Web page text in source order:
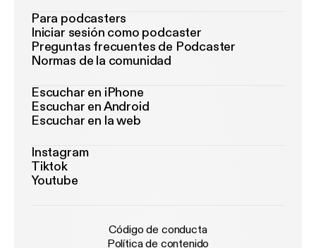
Para podcasters
Iniciar sesión como podcaster
Preguntas frecuentes de Podcaster
Normas de la comunidad
Escuchar en iPhone
Escuchar en Android
Escuchar en la web
Instagram
Tiktok
Youtube
Código de conducta
Política de contenido